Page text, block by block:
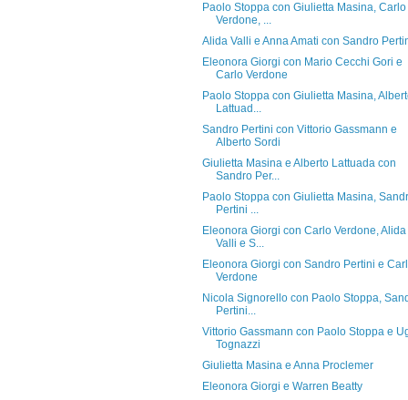
Paolo Stoppa con Giulietta Masina, Carlo
Verdone, ...
Alida Valli e Anna Amati con Sandro
Eleonora Giorgi con Mario Cecchi Gori e
Carlo Verdone
Paolo Stoppa con Giulietta Masina,
Lattuad...
Sandro Pertini con Vittorio Gassmann e
Alberto Sordi
Giulietta Masina e Alberto Lattuada con
Sandro Per...
Paolo Stoppa con Giulietta Masina,
Pertini ...
Eleonora Giorgi con Carlo Verdone, Alida
Valli e S...
Eleonora Giorgi con Sandro Pertini e
Verdone
Nicola Signorello con Paolo Stoppa,
Pertini...
Vittorio Gassmann con Paolo Stoppa e
Tognazzi
Giulietta Masina e Anna Proclemer
Eleonora Giorgi e Warren Beatty